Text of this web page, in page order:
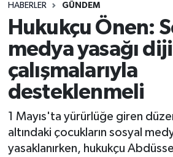
HABERLER GÜNDEM
Hukukçu Önen:
medya yasağı
çalışmalarıyla
desteklenmeli
1 Mayıs'ta yürürlüğe giren
altındaki çocukların sosyal
yasaklanırken, hukukçu
Güncel
Eği̇ti̇m
Resmi İlanlar
Sağlık
Si̇yaset
Ergani Trafik Yoğunluk
Süper Lig Puan Durumu ve
Tüm Manşetler
Son Dakika Haberleri
Haber Arşivi